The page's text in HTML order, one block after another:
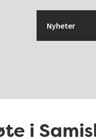
Nyheter
i